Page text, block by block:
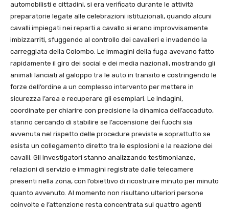
automobilisti e cittadini, si era verificato durante le attività
preparatorie legate alle celebrazioni istituzionali, quando alcuni
cavalli impiegati nei reparti a cavallo si erano improvvisamente
imbizzarriti, sfuggendo al controllo dei cavalieri e invadendo la
carreggiata della Colombo. Le immagini della fuga avevano fatto
rapidamente il giro dei social e dei media nazionali, mostrando gli
animali lanciati al galoppo tra le auto in transito e costringendo le
forze dell’ordine a un complesso intervento per mettere in
sicurezza l’area e recuperare gli esemplari. Le indagini,
coordinate per chiarire con precisione la dinamica dell’accaduto,
stanno cercando di stabilire se l’accensione dei fuochi sia
avvenuta nel rispetto delle procedure previste e soprattutto se
esista un collegamento diretto tra le esplosioni e la reazione dei
cavalli. Gli investigatori stanno analizzando testimonianze,
relazioni di servizio e immagini registrate dalle telecamere
presenti nella zona, con l’obiettivo di ricostruire minuto per minuto
quanto avvenuto. Al momento non risultano ulteriori persone
coinvolte e l’attenzione resta concentrata sui quattro agenti